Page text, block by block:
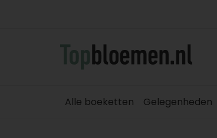
Alle boeketten Gelegenheden